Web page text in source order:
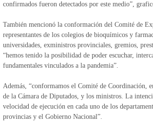
confirmados fueron detectados por este medio”,
También mencionó la conformación del Comité de
representantes de los colegios de bioquímicos y
universidades, exministros provinciales, gremios,
“hemos tenido la posibilidad de poder escuchar,
fundamentales vinculados a la pandemia”.
Además, “conformamos el Comité de Coordinación,
de la Cámara de Diputados, y los ministros. La
velocidad de ejecución en cada uno de los
provincias y el Gobierno Nacional”.